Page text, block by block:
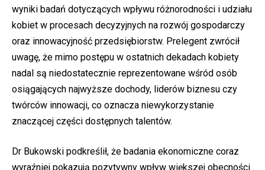
wyniki badań dotyczących wpływu różnorodności i udziału
kobiet w procesach decyzyjnych na rozwój gospodarczy
oraz innowacyjność przedsiębiorstw. Prelegent zwrócił
uwagę, że mimo postępu w ostatnich dekadach kobiety
nadal są niedostatecznie reprezentowane wśród osób
osiągających najwyższe dochody, liderów biznesu czy
twórców innowacji, co oznacza niewykorzystanie
znaczącej części dostępnych talentów.
Dr Bukowski podkreślił, że badania ekonomiczne coraz
wyraźniej pokazują pozytywny wpływ większej obecności